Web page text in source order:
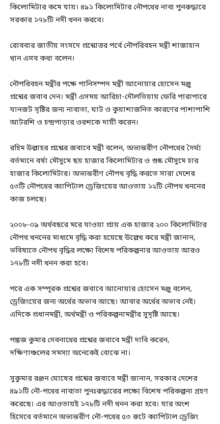
কিলোমিটার কমে যায়। ৪৯১ কিলোমিটার নৌপথের নাব্য পুনরুদ্ধারে
সরকার ১৭৮টি নদী খনন করবে।
রোববার জাতীয় সংসদে প্রশ্নোত্তর পর্বে নৌপরিবহন মন্ত্রী শাজাহান
খান এসব কথা বলেন।
নৌপরিবহন মন্ত্রীর পক্ষে পানিসম্পদ মন্ত্রী আনোয়ার হোসেন মঞ্জু
প্রশ্নের জবাব দেন। মন্ত্রী এসময় আরিচা-দৌলতিয়ায় ফেরি পারাপারে
যানজট সৃষ্টির জন্য নাব্যতা, ঘাট ও কুয়াশাজনিত কারণের পাশাপাশি
আটরশি ও চন্দ্রপাড়ার ওরশকে দায়ী করেন।
রহিম উল্লাহর প্রশ্নের জবাবে মন্ত্রী বলেন, অভ্যন্তরীণ নৌপথের দৈর্ঘ্য
বর্তমানে বর্ষা মৌসুমে ছয় হাজার কিলোমিটার ও শুষ্ক মৌসুমে চার
হাজার কিলোমিটার। অভ্যন্তরীণ নৌপথ বৃদ্ধি করতে সারা দেশের
৫৩টি নৌপথের ক্যাপিটাল ড্রেজিংয়ের আওতায় ১২টি নৌপথ খননের
কাজ চলছে।
২০০৮-০৯ অর্থবছরে মরে যাওয়া প্রায় এক হাজার ২০০ কিলোমিটার
নৌপথ খননের মাধ্যমে বৃদ্ধি করা হয়েছে উল্লেখ করে মন্ত্রী জানান,
ভবিষ্যতে নৌপথ বৃদ্ধির লক্ষ্যে বিশেষ পরিকল্পনার আওতায় আরও
১৭৮টি নদী খনন করা হবে।
পরে এক সম্পূরক প্রশ্নের জবাবে আনোয়ার হোসেন মঞ্জু বলেন,
ড্রেজিংয়ের জন্য অর্থের অভাব আছে। আবার অর্থের অভাব নেই।
এদিকে প্রধানমন্ত্রী, অর্থমন্ত্রী ও পরিকল্পনামন্ত্রীর সুদৃষ্টি আছে।
পঙ্কজ কুমার দেবনাথের প্রশ্নের জবাবে মন্ত্রী দাবি করেন,
দক্ষিণাঞ্চলের সমস্যা অনেকেই বোঝে না।
সুকুমার রঞ্জন ঘোষের প্রশ্নের জবাবে মন্ত্রী জানান, সরকার দেশের
৪৯১টি নৌ-পথের নাব্যতা পুনঃরুদ্ধারের লক্ষ্যে বিশেষ পরিকল্পনা গ্রহণ
করেছে। এর আওতায়ই ১৭৮টি নদী খনন করা হবে। যার অংশ
হিসেবে বর্তমানে অভ্যন্তরীণ নৌ-পথের ৫৩ রুটে ক্যাপিটাল ড্রেজিং